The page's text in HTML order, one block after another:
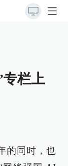
专栏上
的同时，也